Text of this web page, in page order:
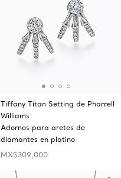
Tiffany Titan Setting de Pharrell
Williams
Adornos para aretes de
diamantes en platino
MX$309,000